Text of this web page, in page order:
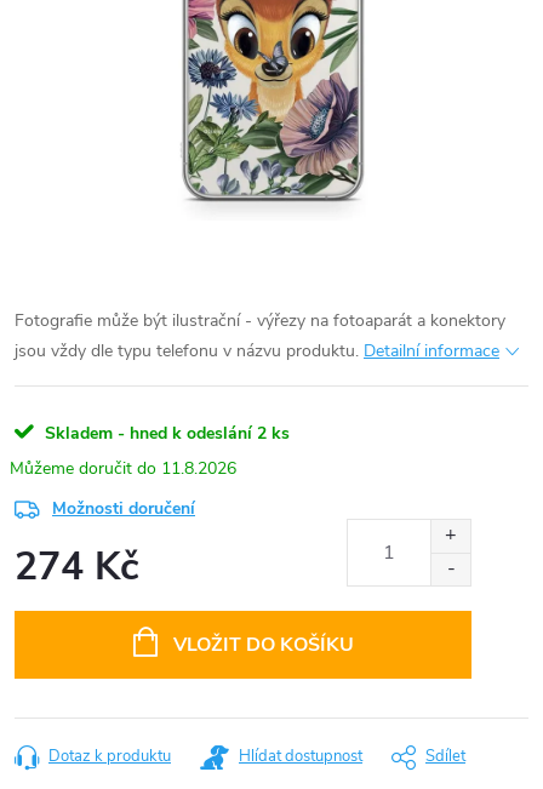
Fotografie může být ilustrační - výřezy na fotoaparát a konektory
jsou vždy dle typu telefonu v názvu produktu. Detailní informace
Skladem - hned k odeslání 2 ks
11.8.2026
Možnosti doručení
274 Kč
VLOŽIT DO KOŠÍKU
Dotaz k produktu Hlídat dostupnost Sdílet